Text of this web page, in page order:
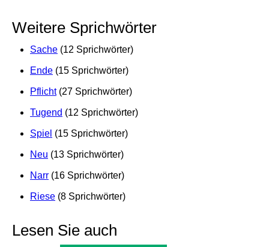
Weitere Sprichwörter
Sache (12 Sprichwörter)
Ende (15 Sprichwörter)
Pflicht(27 Sprichwörter)
Tugend (12 Sprichwörter)
Spiel (15 Sprichwörter)
Neu (13 Sprichwörter)
Narr (16 Sprichwörter)
Riese (8 Sprichwörter)
Lesen Sie auch